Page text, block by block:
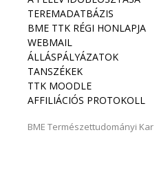
TEREMADATBÁZIS
BME TTK RÉGI HONLAPJA
WEBMAIL
ÁLLÁSPÁLYÁZATOK
TANSZÉKEK
TTK MOODLE
AFFILIÁCIÓS PROTOKOLL
BME Természettudományi Kar